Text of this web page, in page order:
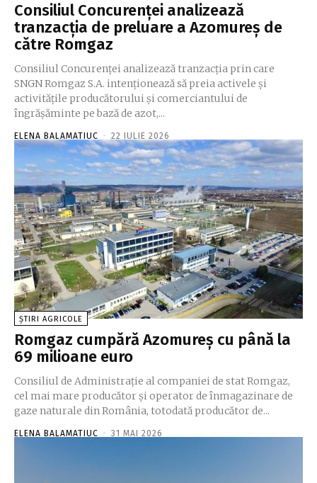
Consiliul Concurenţei analizează
tranzacţia de preluare a Azomureş de
către Romgaz
Consiliul Concurenţei analizează tranzacţia prin care
SNGN Romgaz S.A. intenţionează să preia activele şi
activităţile producătorului şi comerciantului de
îngrăşăminte pe bază de azot,...
ELENA BALAMATIUC - 22 IULIE 2026
ȘTIRI AGRICOLE
Romgaz cumpără Azomureș cu până la
69 milioane euro
Consiliul de Administrație al companiei de stat Romgaz,
cel mai mare producător și operator de înmagazinare de
gaze naturale din România, totodată producător de...
ELENA BALAMATIUC - 31 MAI 2026